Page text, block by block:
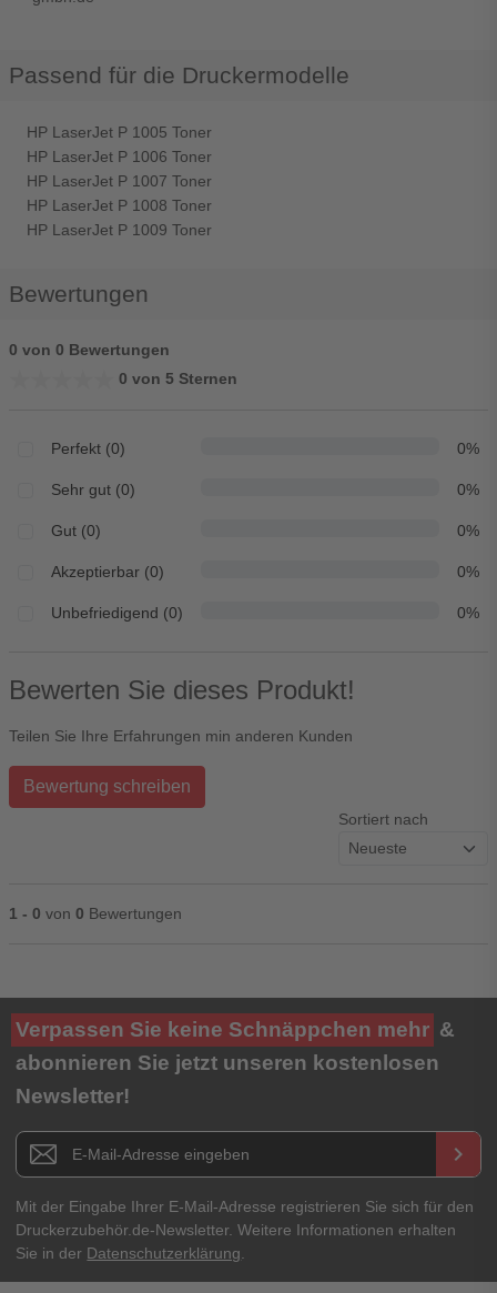
Passend für die Druckermodelle
HP LaserJet P 1005 Toner
HP LaserJet P 1006 Toner
HP LaserJet P 1007 Toner
HP LaserJet P 1008 Toner
HP LaserJet P 1009 Toner
Bewertungen
0 von 0 Bewertungen
0 von 5 Sternen
Perfekt (0) 0%
Sehr gut (0) 0%
Gut (0) 0%
Akzeptierbar (0) 0%
Unbefriedigend (0) 0%
Bewerten Sie dieses Produkt!
Teilen Sie Ihre Erfahrungen min anderen Kunden
Bewertung schreiben
Sortiert nach
1 - 0 von 0 Bewertungen
Ihre Bewertung**
★★★★★
Titel**
E-Mail-Adresse
Ihr Passwort
Verpassen Sie keine Schnäppchen mehr &
abonnieren Sie jetzt unseren kostenlosen
Newsletter!
Newsletter E-Mail Adresse keyboard_arrow_right
Mit der Eingabe Ihrer E-Mail-Adresse registrieren Sie sich für den
Druckerzubehör.de-Newsletter. Weitere Informationen erhalten
Sie in der Datenschutzerklärung.